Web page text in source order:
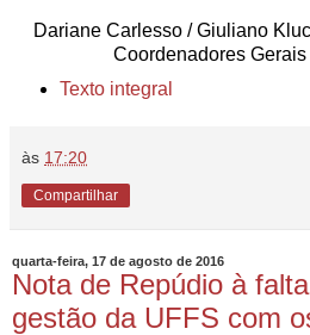
Dariane Carlesso / Giuliano
Coordenadores
Texto integral
às 17:20
Compartilhar
quarta-feira, 17 de agosto de 2016
Nota de Repúdio à
gestão da UFFS com